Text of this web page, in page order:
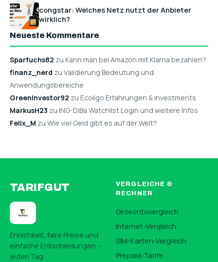
congstar: Welches Netz nutzt der Anbieter
wirklich?
Neueste Kommentare
Sparfuchs82 zu Kann man bei Amazon mit Klarna bezahlen?
finanz_nerd zu Validierung Bedeutung und
Anwendungsbereiche
GreenInvestor92 zu Ecoligo Erfahrungen & Investments
MarkusH23 zu ING-DiBa Watchlist Login und weitere Infos
Felix_M zu Wie viel Geld gibt es auf der Welt?
TARIFGUT
Ehrlichkeit, faire Preise und
einfache Entscheidungen –
jeden Tag.
VERGLEICHE &
RECHNER
Girokontovergleich
Internet-Vergleich
SIM-Karten-Vergleich
Prepaid-Tarife